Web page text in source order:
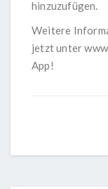
hinzuzufügen.
Weitere
jetzt unter
App!